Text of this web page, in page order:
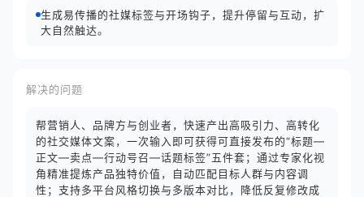
生成易传播的社媒标签与开场钩子，提升停留与互动，扩
大自然触达。
解决的问题
帮营销人、品牌方与创业者，快速产出高吸引力、高转化
的社交媒体文案，一次输入即可获得可直接发布的“标题—
正文—卖点—行动号召—话题标签”五件套；通过专家化视
角精准提炼产品独特价值，自动匹配目标人群与内容调
性；支持多平台风格切换与多版本对比，降低反复修改成